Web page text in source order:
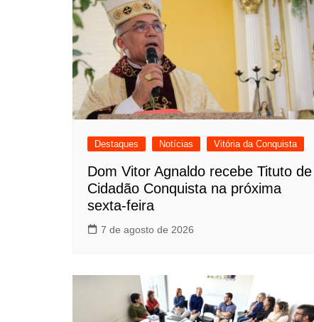
Destaques Notícias Vitória da Conquista
Dom Vitor Agnaldo recebe Tituto de
Cidadão Conquista na próxima
sexta-feira
7 de agosto de 2026